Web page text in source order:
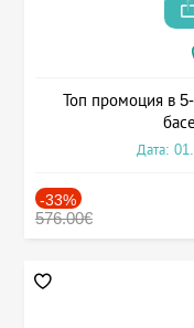
Топ промоция в
Дата:
-33%
576.00€